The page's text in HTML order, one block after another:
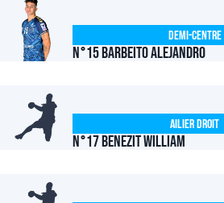
N°15 BARBEITO Alejandro
Demi-centre
N°17 BENEZIT William
Ailier Droit